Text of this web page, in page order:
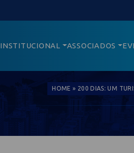
INSTITUCIONAL ASSOCIADOS
HOME » 200 DIAS: UM